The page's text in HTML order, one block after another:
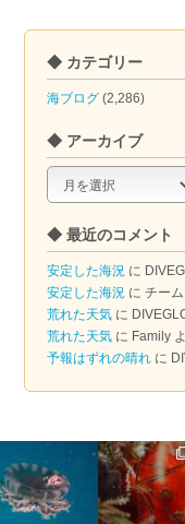
◆ カテゴリー
海ブログ (2,286)
◆ アーカイブ
ア
カ
イ
ブ
◆ 最近のコメント
安定した海況 に
安定した海況 にチー
荒れた天気 に
荒れた天気 に Family
予報はずれの晴れ に